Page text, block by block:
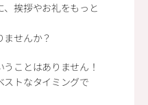
挨拶やお礼をもっと
せんか？
ことはありません！
トなタイミングで